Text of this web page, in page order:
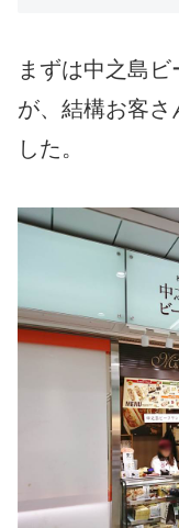
まずは中之島
が、結構お客さ
した。